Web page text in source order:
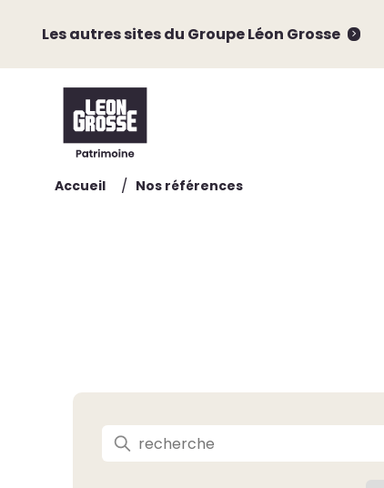
Les autres sites du Groupe Léon Grosse
Accueil / Nos références